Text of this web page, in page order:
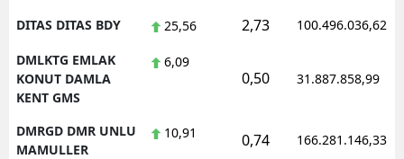
DITAS DITAS BDY 25,56 2,73 100.496.036,62
DMLKTG EMLAK
KONUT DAMLA
KENT GMS
6,09
0,50 31.887.858,99
DMRGD DMR UNLU
MAMULLER
10,91 0,74 166.281.146,33